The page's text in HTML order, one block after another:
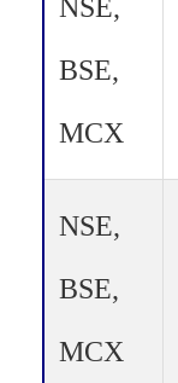
NSE,
BSE,
MCX
NSE,
BSE,
MCX